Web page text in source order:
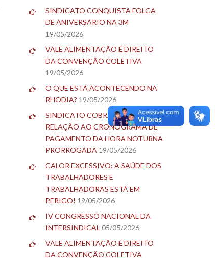
SINDICATO CONQUISTA FOLGA
DE ANIVERSÁRIO NA 3M
19/05/2026
VALE ALIMENTAÇÃO É DIREITO
DA CONVENÇÃO COLETIVA
19/05/2026
O QUE ESTÁ ACONTECENDO NA
RHODIA? 19/05/2026
SINDICATO COBRA BLAU EM
RELAÇÃO AO CRONOGRAMA DE
PAGAMENTO DA HORA NOTURNA
PRORROGADA 19/05/2026
CALOR EXCESSIVO: A SAÚDE DOS
TRABALHADORES E
TRABALHADORAS ESTÁ EM
PERIGO! 19/05/2026
IV CONGRESSO NACIONAL DA
INTERSINDICAL 05/05/2026
VALE ALIMENTAÇÃO É DIREITO
DA CONVENÇÃO COLETIVA